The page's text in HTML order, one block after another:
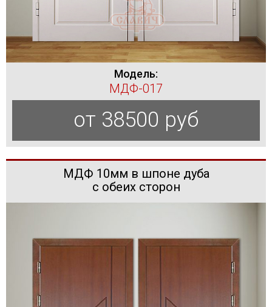
Модель:
МДФ-017
от 38500 руб
МДФ 10мм в шпоне дуба
с обеих сторон